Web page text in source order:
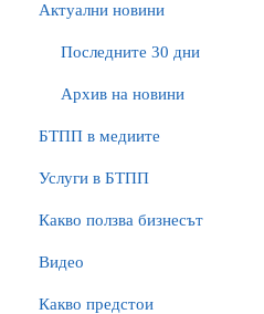
Актуални новини
Последните 30 дни
Архив на новини
БTПП в медиите
Услуги в БТПП
Какво ползва бизнесът
Видео
Какво предстои